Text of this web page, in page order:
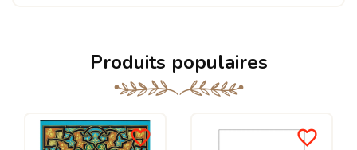
Produits populaires
favorite_border favorite_border